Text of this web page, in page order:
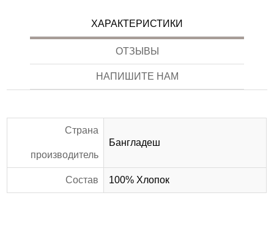
ХАРАКТЕРИСТИКИ
ОТЗЫВЫ
НАПИШИТЕ НАМ
Страна
производитель
Бангладеш
Состав 100% Хлопок